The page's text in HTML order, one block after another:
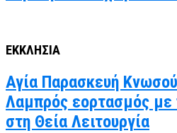
ΕΚΚΛΗΣΙΑ
Αγία Παρασκευή
Λαμπρός εορτασμός με
στη Θεία Λειτουργία